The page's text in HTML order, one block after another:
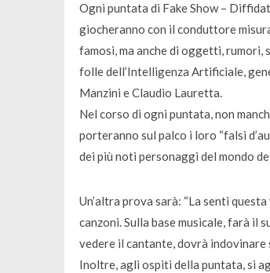
Ogni puntata di Fake Show –
giocheranno con il conduttore
famosi, ma anche di oggetti, rumori,
folle dell’Intelligenza Artificiale,
Manzini e Claudio Lauretta.
Nel corso di ogni puntata, non
porteranno sul palco i loro “falsi
dei più noti personaggi del mondo
Un’altra prova sarà: “La senti
canzoni. Sulla base musicale, farà il
vedere il cantante, dovrà
Inoltre, agli ospiti della puntata, si